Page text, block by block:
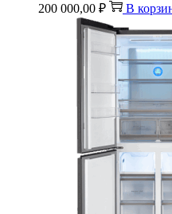
200 000,00 ₽ В